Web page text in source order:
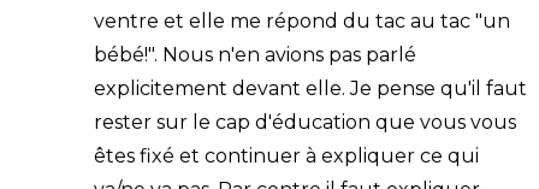
ventre et elle me répond du tac au tac "un
bébé!". Nous n'en avions pas parlé
explicitement devant elle. Je pense qu'il faut
rester sur le cap d'éducation que vous vous
êtes fixé et continuer à expliquer ce qui